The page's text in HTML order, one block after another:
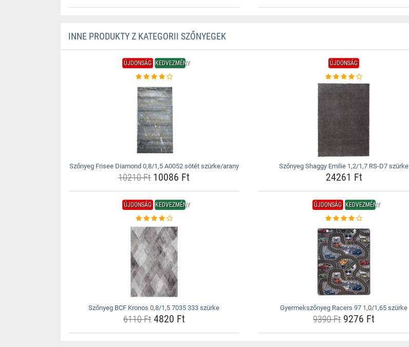
INNE PRODUKTY Z KATEGORII SZŐNYEGEK
ÚJDONSÁG KEDVEZMÉNY
Szőnyeg Frisee Diamond 0,8/1,5 A0052 sötét szürke/arany
10210 Ft10086 Ft
ÚJDONSÁG
Szőnyeg Shaggy Emilie 1,2/1,7 RS-D7 szürke
24261 Ft
ÚJDONSÁG KEDVEZMÉNY
Szőnyeg BCF Kronos 0,8/1,5 7035 333 szürke
6110 Ft4820 Ft
ÚJDONSÁG KEDVEZMÉNY
Gyermekszőnyeg Racers 97 1,0/1,65 szürke
9390 Ft9276 Ft